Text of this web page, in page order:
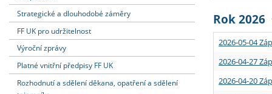
Podpora
Rigorózní
Granty a
Strategické a dlouhodobé záměry
FF UK pro udržitelnost
Výroční zprávy
Platné vnitřní předpisy FF UK
Rozhodnutí a sdělení děkana, opatření a sdělení
Rok 2026
2026-05-04
2026-04-27
2026-04-20